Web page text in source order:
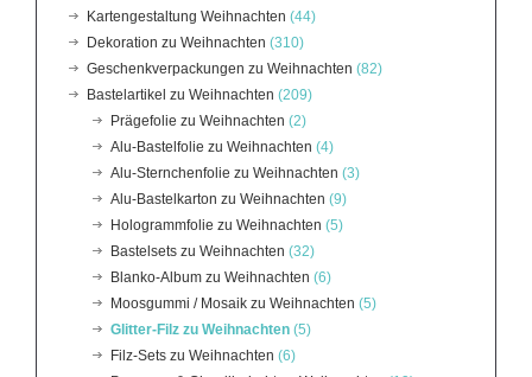
Kartengestaltung Weihnachten (44)
Dekoration zu Weihnachten (310)
Geschenkverpackungen zu Weihnachten (82)
Bastelartikel zu Weihnachten (209)
Prägefolie zu Weihnachten (2)
Alu-Bastelfolie zu Weihnachten (4)
Alu-Sternchenfolie zu Weihnachten (3)
Alu-Bastelkarton zu Weihnachten (9)
Hologrammfolie zu Weihnachten (5)
Bastelsets zu Weihnachten (32)
Blanko-Album zu Weihnachten (6)
Moosgummi / Mosaik zu Weihnachten (5)
Glitter-Filz zu Weihnachten (5)
Filz-Sets zu Weihnachten (6)